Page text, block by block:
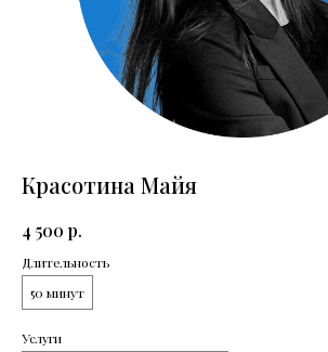
Красотина Майя
4 500 р.
Длительность
50 минут
Услуги
Навигация
Психиатрия
Для детей
Психотерапия